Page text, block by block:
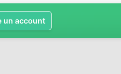
un account